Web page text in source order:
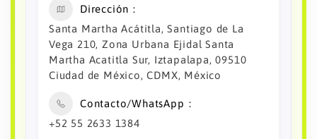
Dirección
Santa Martha Acátitla, Santiago de La
Vega 210, Zona Urbana Ejidal Santa
Martha Acatitla Sur, Iztapalapa, 09510
Ciudad de México, CDMX, México
Contacto/WhatsApp
+52 55 2633 1384